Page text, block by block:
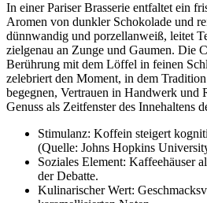
In einer Pariser Brasserie entfaltet ein
Aromen von dunkler Schokolade und
dünnwandig und porzellanweiß, leitet
zielgenau an Zunge und Gaumen. Die
Berührung mit dem Löffel in feinen
zelebriert den Moment, in dem
begegnen, Vertrauen in Handwerk und
Genuss als Zeitfenster des Innehaltens
Stimulanz: Koffein steigert
(Quelle: Johns Hopkins
Soziales Element: Kaffeehäuser
der Debatte.
Kulinarischer Wert: